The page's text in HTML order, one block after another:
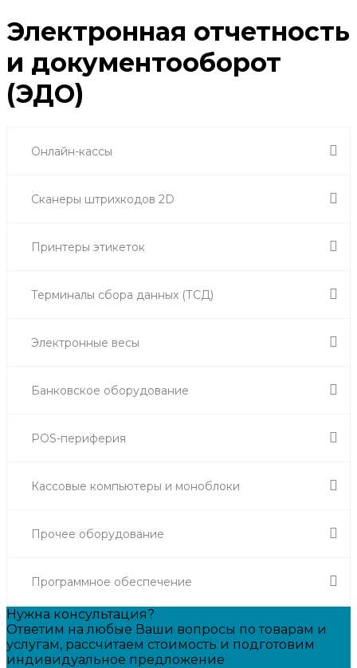
Электронная отчетность
и документооборот
(ЭДО)
Онлайн-кассы
Сканеры штрихкодов 2D
Принтеры этикеток
Терминалы сбора данных (ТСД)
Электронные весы
Банковское оборудование
POS-периферия
Кассовые компьютеры и моноблоки
Прочее оборудование
Программное обеспечение
Нужна консультация?
Ответим на любые Ваши вопросы по товарам и
услугам, рассчитаем стоимость и подготовим
индивидуальное предложение